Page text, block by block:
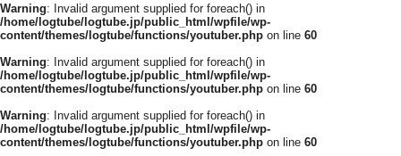
Warning: Invalid argument supplied for foreach() in
/home/logtube/logtube.jp/public_html/wpfile/wp-
content/themes/logtube/functions/youtuber.php on line 60
Warning: Invalid argument supplied for foreach() in
/home/logtube/logtube.jp/public_html/wpfile/wp-
content/themes/logtube/functions/youtuber.php on line 60
Warning: Invalid argument supplied for foreach() in
/home/logtube/logtube.jp/public_html/wpfile/wp-
content/themes/logtube/functions/youtuber.php on line 60